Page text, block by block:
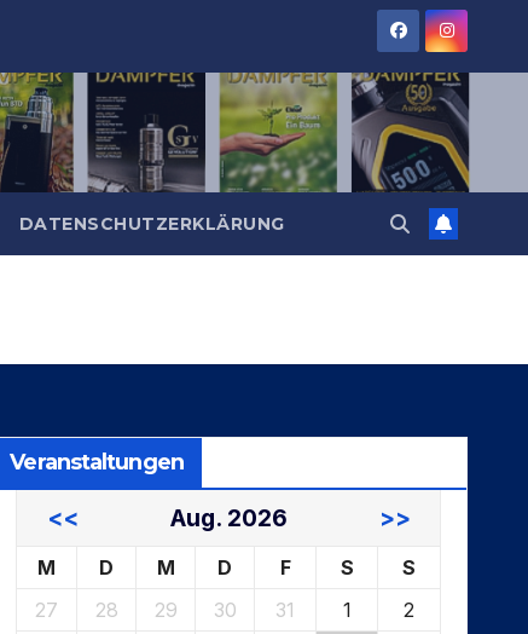
DATENSCHUTZERKLÄRUNG
Veranstaltungen
<< Aug. 2026 >>
M D M D F S
S
27
28 29 30 31 1
2